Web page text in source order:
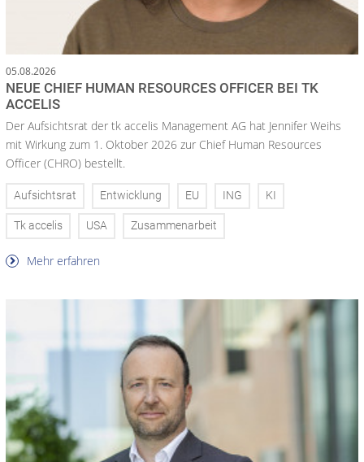
05.08.2026
NEUE CHIEF HUMAN RESOURCES OFFICER BEI TK
ACCELIS
Der Aufsichtsrat der tk accelis Management AG hat Jennifer Weihs
mit Wirkung zum 1. Oktober 2026 zur Chief Human Resources
Officer (CHRO) bestellt.
Aufsichtsrat Entwicklung EU ING KI
Tk accelis USA Zusammenarbeit
Mehr erfahren